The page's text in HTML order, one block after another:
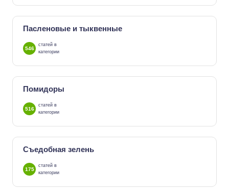
Пасленовые и тыквенные
546
статей в
категории
Помидоры
516
статей в
категории
Съедобная зелень
175
статей в
категории